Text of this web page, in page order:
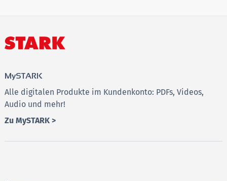
die Prüfung!
MySTARK
Alle digitalen Produkte im Kundenkonto: PDFs, Videos,
Audio und mehr!
Zu MySTARK >